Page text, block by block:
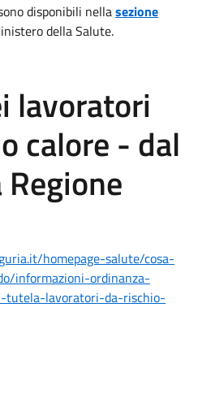
disponibili nellasezione
della Salute.
lavoratori
calore- dal
homepage-salute/cosa-
informazioni-ordinanza-
tutela-lavoratori-da-rischio-